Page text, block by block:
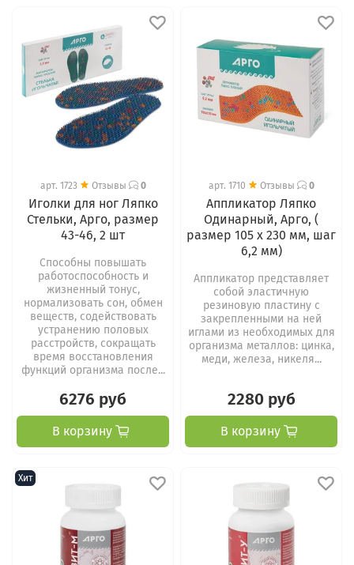
арт. 1723 Отзывы 0
Иголки для ног Ляпко
Стельки, Арго, размер
43-46, 2 шт
Способны повышать
работоспособность и
жизненный тонус,
нормализовать сон, обмен
веществ, содействовать
устранению половых
расстройств, сокращать
время восстановления
функций организма после...
6276 руб
В корзину
арт. 1710 Отзывы 0
Аппликатор Ляпко
Одинарный, Арго, (
размер 105 х 230 мм, шаг
6,2 мм)
Аппликатор представляет
собой эластичную
резиновую пластину c
закрепленными на ней
иглами из необходимых для
организма металлов: цинка,
меди, железа, никеля...
2280 руб
В корзину
Хит